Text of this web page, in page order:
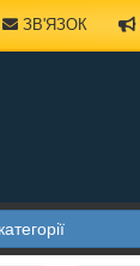
ЗВ'ЯЗОК